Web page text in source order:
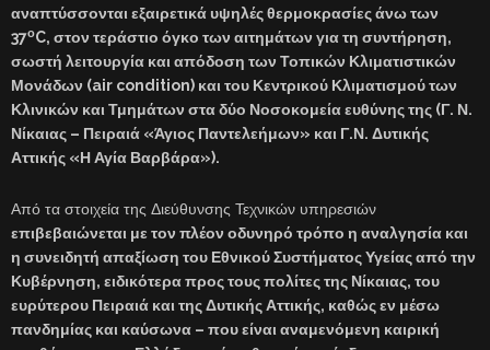
αναπτύσσονται εξαιρετικά υψηλές θερμοκρασίες άνω των
37οC, στον τεράστιο όγκο των αιτημάτων για τη συντήρηση,
σωστή λειτουργία και απόδοση των Τοπικών Κλιματιστικών
Μονάδων (air condition) και του Κεντρικού Κλιματισμού των
Κλινικών και Τμημάτων στα δύο Νοσοκομεία ευθύνης της (Γ. Ν.
Νίκαιας – Πειραιά «Άγιος Παντελεήμων» και Γ.Ν. Δυτικής
Αττικής «Η Αγία Βαρβάρα»).
Από τα στοιχεία της Διεύθυνσης Τεχνικών υπηρεσιών
επιβεβαιώνεται με τον πλέον οδυνηρό τρόπο η αναλγησία και
η συνειδητή απαξίωση του Εθνικού Συστήματος Υγείας από την
Κυβέρνηση, ειδικότερα προς τους πολίτες της Νίκαιας, του
ευρύτερου Πειραιά και της Δυτικής Αττικής, καθώς εν μέσω
πανδημίας και καύσωνα – που είναι αναμενόμενη καιρική